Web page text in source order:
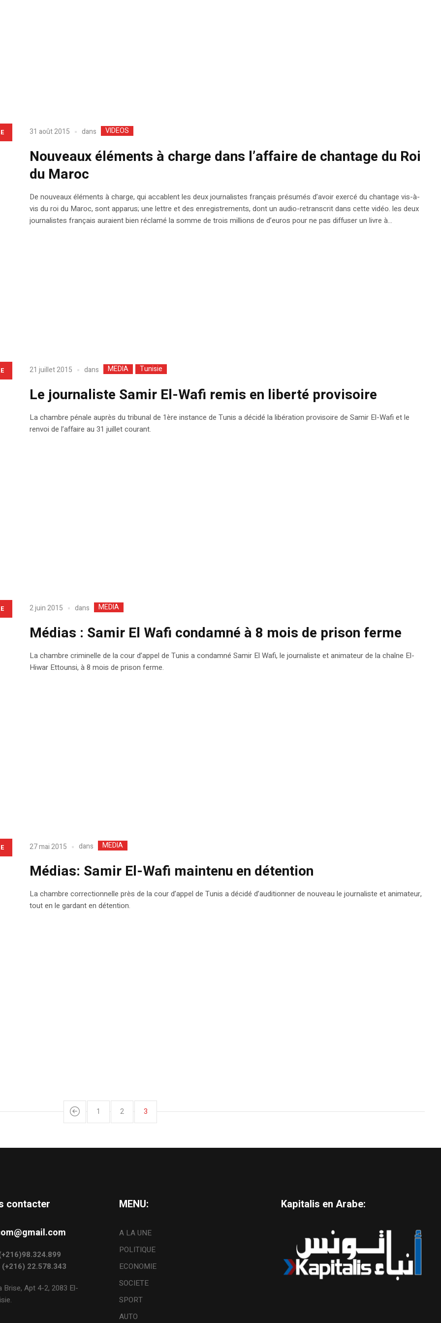
31 août 2015 dans VIDEOS
Nouveaux éléments à charge dans l’affaire de chantage du Roi
du Maroc
De nouveaux éléments à charge, qui accablent les deux journalistes français présumés d’avoir exercé du chantage vis-à-
vis du roi du Maroc, sont apparus; une lettre et des enregistrements, dont un audio-retranscrit dans cette vidéo. les deux
journalistes français auraient bien réclamé la somme de trois millions de d’euros pour ne pas diffuser un livre à...
21 juillet 2015 dans MEDIA Tunisie
Le journaliste Samir El-Wafi remis en liberté provisoire
La chambre pénale auprès du tribunal de 1ère instance de Tunis a décidé la libération provisoire de Samir El-Wafi et le
renvoi de l’affaire au 31 juillet courant.
2 juin 2015 dans MEDIA
Médias : Samir El Wafi condamné à 8 mois de prison ferme
La chambre criminelle de la cour d’appel de Tunis a condamné Samir El Wafi, le journaliste et animateur de la chaîne El-
Hiwar Ettounsi, à 8 mois de prison ferme.
27 mai 2015 dans MEDIA
Médias: Samir El-Wafi maintenu en détention
La chambre correctionnelle près de la cour d’appel de Tunis a décidé d’auditionner de nouveau le journaliste et animateur,
tout en le gardant en détention.
1 2 3
contacter
22.578.343
Brise, Apt 4-2, 2083 El-
MENU:
A LA UNE
POLITIQUE
ECONOMIE
SOCIETE
SPORT
AUTO
Kapitalis en Arabe: